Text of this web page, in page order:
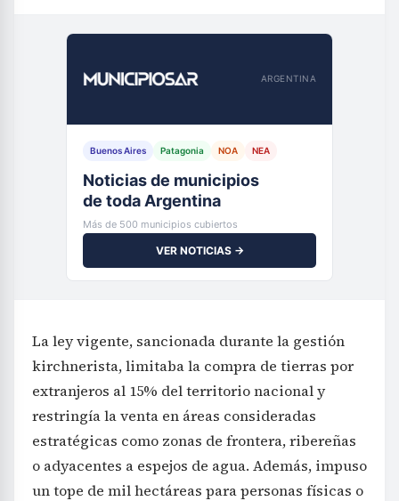
ARGENTINA
Buenos Aires Patagonia NOA NEA
Noticias de municipios
de toda Argentina
Más de 500 municipios cubiertos
VER NOTICIAS →
La ley vigente, sancionada durante la gestión
kirchnerista, limitaba la compra de tierras por
extranjeros al 15% del territorio nacional y
restringía la venta en áreas consideradas
estratégicas como zonas de frontera, ribereñas
o adyacentes a espejos de agua. Además, impuso
un tope de mil hectáreas para personas físicas o